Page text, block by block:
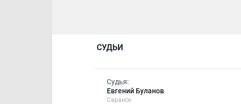
СУДЬИ
Судья:
Евгений Буланов
Саранск